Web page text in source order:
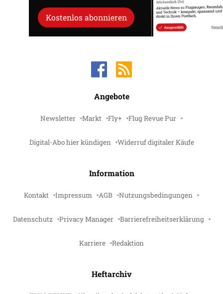
Kostenlos abonnieren
Angebote
Newsletter Markt Fly+ Flug Revue Pur
Digital-Abo hier kündigen Widerruf digitaler Käufe
Information
Kontakt Impressum AGB Nutzungsbedingungen
Datenschutz Privacy Manager Barrierefreiheitserklärung
Karriere Redaktion
Heftarchiv